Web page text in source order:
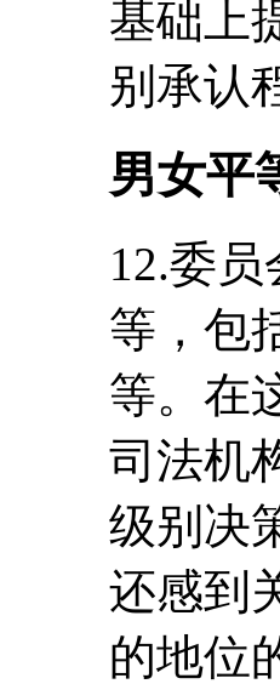
基础上
别承认
男女平
12.委
等，包
等。在
司法机
级别决
还感到
的地位